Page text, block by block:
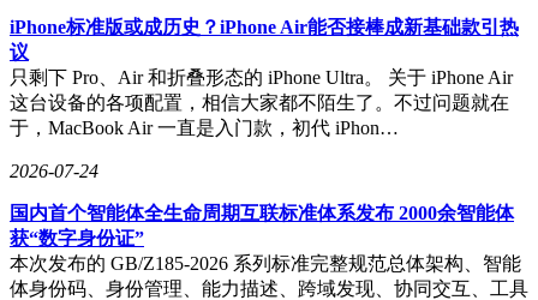
iPhone标准版或成历史？iPhone Air能否接棒成新基础款引热
议
只剩下 Pro、Air 和折叠形态的 iPhone Ultra。 关于 iPhone Air
这台设备的各项配置，相信大家都不陌生了。不过问题就在
于，MacBook Air 一直是入门款，初代 iPhon…
2026-07-24
国内首个智能体全生命周期互联标准体系发布 2000余智能体
获“数字身份证”
本次发布的 GB/Z185-2026 系列标准完整规范总体架构、智能
体身份码、身份管理、能力描述、跨域发现、协同交互、工具